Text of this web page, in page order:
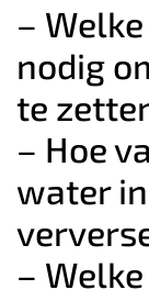
–
nodig
te
– Hoe
water
– Welke